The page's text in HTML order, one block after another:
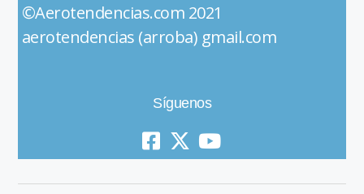
©Aerotendencias.com 2021
aerotendencias (arroba) gmail.com
Síguenos